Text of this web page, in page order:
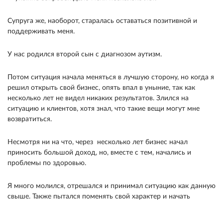
Супруга же, наоборот, старалась оставаться позитивной и
поддерживать меня.
У нас родился второй сын с диагнозом аутизм.
Потом ситуация начала меняться в лучшую сторону, но когда я
решил открыть свой бизнес, опять впал в уныние, так как
несколько лет не видел никаких результатов. Злился на
ситуацию и клиентов, хотя знал, что такие вещи могут мне
возвратиться.
Несмотря ни на что, через несколько лет бизнес начал
приносить большой доход, но, вместе с тем, начались и
проблемы по здоровью.
Я много молился, отрешался и принимал ситуацию как данную
свыше. Также пытался поменять свой характер и начать